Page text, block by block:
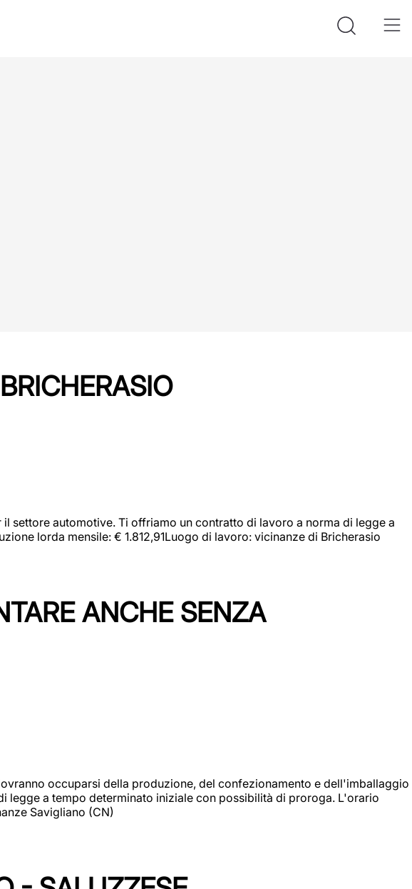
automotive. Ti offriamo un contratto di lavoro a norma di legge a
lorda mensile: € 1.812,91Luogo di lavoro: vicinanze di Bricherasio
ANCHE SENZA
occuparsi della produzione, del confezionamento e dell'imballaggio
a tempo determinato iniziale con possibilità di proroga. L'orario
Savigliano (CN)